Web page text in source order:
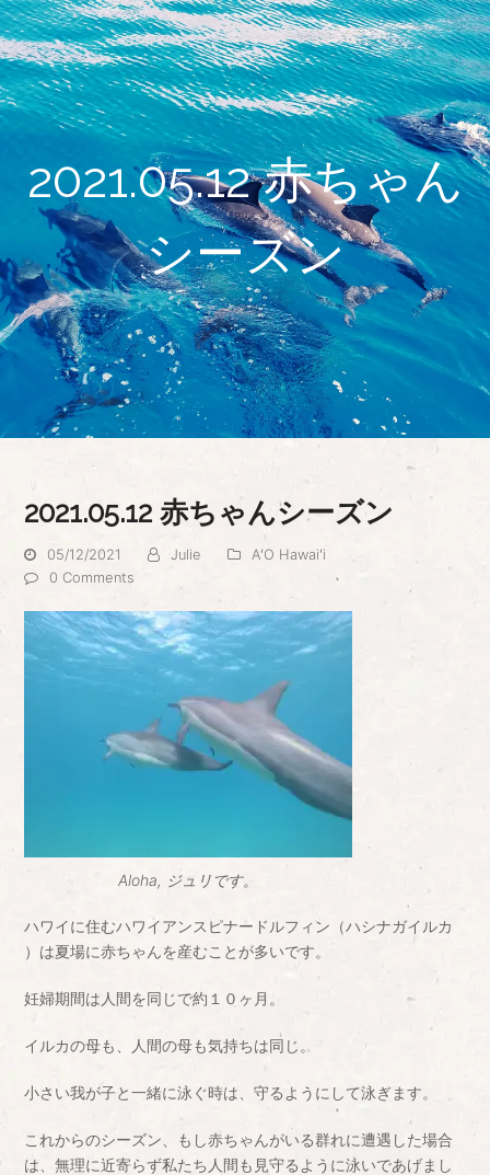
2021.05.12 赤ちゃん
シーズン
2021.05.12 赤ちゃんシーズン
05/12/2021 Julie
AʻO Hawaiʻi
0 Comments
Aloha, ジュリです。
ハワイに住むハワイアンスピナードルフィン（ハシナガイルカ
）は夏場に赤ちゃんを産むことが多いです。
妊婦期間は人間を同じで約１０ヶ月。
イルカの母も、人間の母も気持ちは同じ。
小さい我が子と一緒に泳ぐ時は、守るようにして泳ぎます。
これからのシーズン、もし赤ちゃんがいる群れに遭遇した場合
は、無理に近寄らず私たち人間も見守るように泳いであげまし